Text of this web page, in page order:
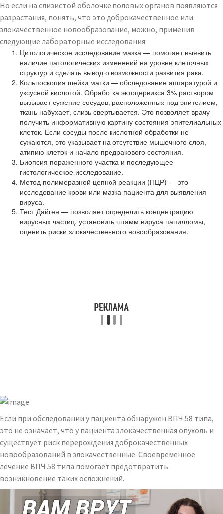
Но если на слизистой оболочке половых органов появляются
разрастания, понять, что это доброкачественное или
злокачественное новообразование, можно, применив
следующие лабораторные исследования:
Цитологическое исследование мазка — помогает выявить
наличие патологических изменений на уровне клеточных
структур и сделать вывод о возможности развития рака.
Кольпоскопия шейки матки — обследование аппаратурой и
уксусной кислотой. Обработка эктоцервикса 3% раствором
вызывает сужение сосудов, расположенных под эпителием,
ткань набухает, слизь свертывается. Это позволяет врачу
получить информативную картину состояния эпителиальных
клеток. Если сосуды после кислотной обработки не
сужаются, это указывает на отсутствие мышечного слоя,
атипию клеток и начало предракового состояния.
Биопсия пораженного участка и последующее
гистологическое исследование.
Метод полимеразной цепной реакции (ПЦР) — это
исследование крови или мазка пациента для выявления
вируса.
Тест Дайген — позволяет определить концентрацию
вирусных частиц, установить штамм вируса папилломы,
оценить риски злокачественного новообразования.
Если при обследовании у пациента обнаружен ВПЧ 58 типа,
это не означает, что у пациента злокачественная опухоль и
существует риск перерождения доброкачественных
новообразований в злокачественные. Своевременное
лечение ВПЧ 58 типа помогает предотвратить
возникновение таких осложнений.